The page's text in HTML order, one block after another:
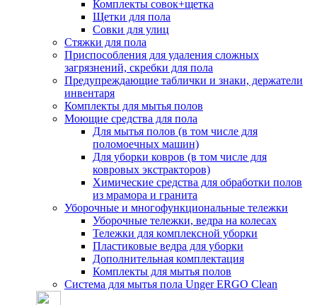
Комплекты совок+щетка
Щетки для пола
Совки для улиц
Стяжки для пола
Приспособления для удаления сложных
загрязнений, скребки для пола
Предупреждающие таблички и знаки, держатели
инвентаря
Комплекты для мытья полов
Моющие средства для пола
Для мытья полов (в том числе для
поломоечных машин)
Для уборки ковров (в том числе для
ковровых экстракторов)
Химические средства для обработки полов
из мрамора и гранита
Уборочные и многофункциональные тележки
Уборочные тележки, ведра на колесах
Тележки для комплексной уборки
Пластиковые ведра для уборки
Дополнительная комплектация
Комплекты для мытья полов
Система для мытья пола Unger ERGO Clean